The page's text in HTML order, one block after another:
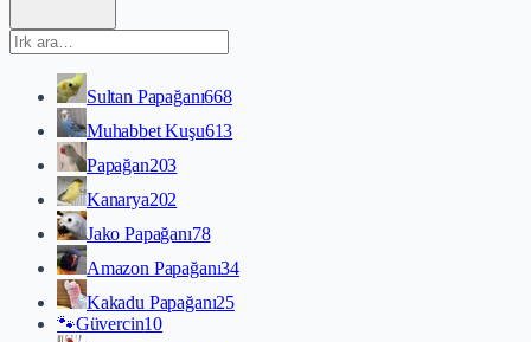
Sultan Papağanı668
Muhabbet Kuşu613
Papağan203
Kanarya202
Jako Papağanı78
Amazon Papağanı34
Kakadu Papağanı25
🐾Güvercin10